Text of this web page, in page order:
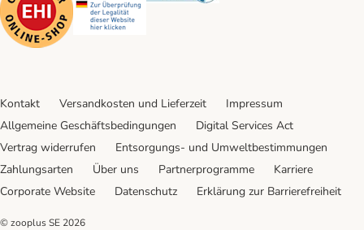
Kontakt Versandkosten und Lieferzeit
Impressum
Allgemeine Geschäftsbedingungen
Digital Services Act
Vertrag widerrufen
Entsorgungs- und Umweltbestimmungen
Zahlungsarten
Über uns Partnerprogramme
Karriere
Corporate Website
Datenschutz Erklärung zur Barrierefreiheit
© zooplus SE 2026